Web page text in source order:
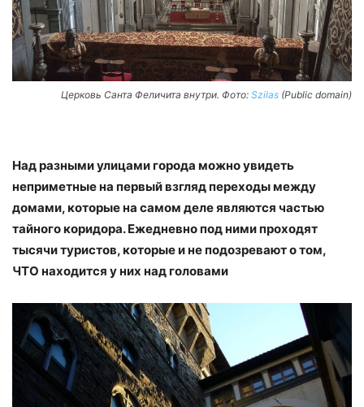
Церковь Санта Феличита внутри. Фото: Szilas (Public domain)
Над разными улицами города можно увидеть
неприметные на первый взгляд переходы между
домами, которые на самом деле являются частью
тайного коридора. Ежедневно под ними проходят
тысячи туристов, которые и не подозревают о том,
ЧТО находится у них над головами